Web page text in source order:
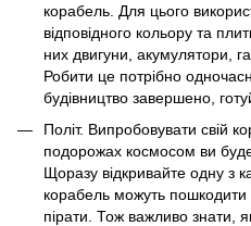
корабель. Для цього
відповідного кольору та
них двигуни, акумулятори,
Робити це потрібно
будівництво завершено,
Політ. Випробовувати свій
подорожах космосом ви
Щоразу відкривайте одну з
корабель можуть пошкодити
пірати. Тож важливо знати,